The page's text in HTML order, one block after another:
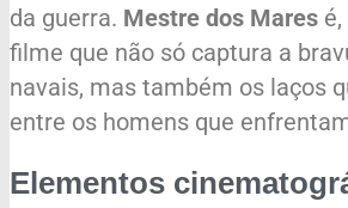
da guerra. Mestre dos Mares
filme que não só captura a
navais, mas também os laços
entre os homens que
Elementos